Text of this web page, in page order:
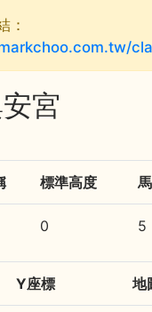
：
宮
標準高度
0 5
Y座標 地